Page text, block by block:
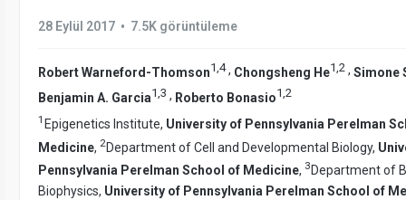
28 Eylül 2017 • 7.5K görüntüleme
Robert Warneford-Thomson1,4, Chongsheng He1,2 , Simone
Benjamin A. Garcia1 3 , Roberto Bonasio1 2
1 Epigenetics Institute, University of Pennsylvania Perelman
Medicine, 2Department of Cell and Developmental Biology,
Pennsylvania Perelman School of Medicine, 3 Department of
Biophysics, University of Pennsylvania Perelman School of